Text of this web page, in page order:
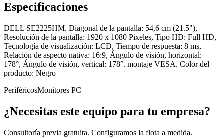
Especificaciones
DELL SE2225HM. Diagonal de la pantalla: 54,6 cm (21.5"),
Resolución de la pantalla: 1920 x 1080 Pixeles, Tipo HD: Full HD,
Tecnología de visualización: LCD, Tiempo de respuesta: 8 ms,
Relación de aspecto nativa: 16:9, Ángulo de visión, horizontal:
178°, Ángulo de visión, vertical: 178°. montaje VESA. Color del
producto: Negro
PeriféricosMonitores PC
¿Necesitas este equipo para tu empresa?
Consultoría previa gratuita. Configuramos la flota a medida.